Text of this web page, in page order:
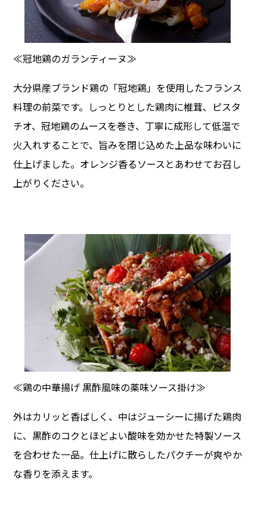
≪冠地鶏のガランティーヌ≫
大分県産ブランド鶏の「冠地鶏」を使用したフランス
料理の前菜です。しっとりとした鶏肉に椎茸、ピスタ
チオ、冠地鶏のムースを巻き、丁寧に成形して低温で
火入れすることで、旨みを閉じ込めた上品な味わいに
仕上げました。オレンジ香るソースとあわせてお召し
上がりください。
≪鶏の中華揚げ 黒酢風味の薬味ソース掛け≫
外はカリッと香ばしく、中はジューシーに揚げた鶏肉
に、黒酢のコクとほどよい酸味を効かせた特製ソース
を合わせた一品。仕上げに散らしたパクチーが爽やか
な香りを添えます。